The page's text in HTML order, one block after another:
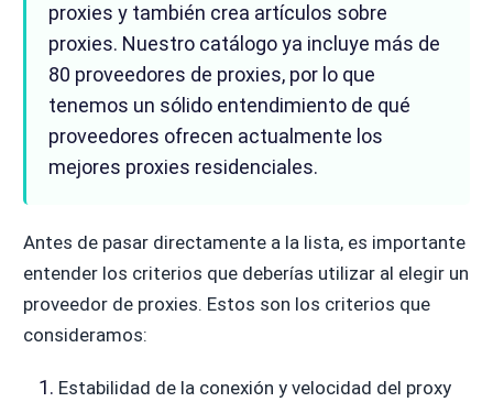
proxies y también crea artículos sobre
proxies. Nuestro catálogo ya incluye más de
80 proveedores de proxies, por lo que
tenemos un sólido entendimiento de qué
proveedores ofrecen actualmente los
mejores proxies residenciales.
Antes de pasar directamente a la lista, es importante
entender los criterios que deberías utilizar al elegir un
proveedor de proxies. Estos son los criterios que
consideramos:
Estabilidad de la conexión y velocidad del proxy